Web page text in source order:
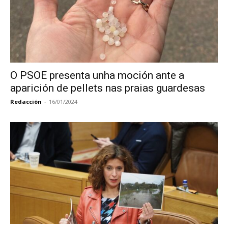
O PSOE presenta unha moción ante a
aparición de pellets nas praias guardesas
Redacción - 16/01/2024